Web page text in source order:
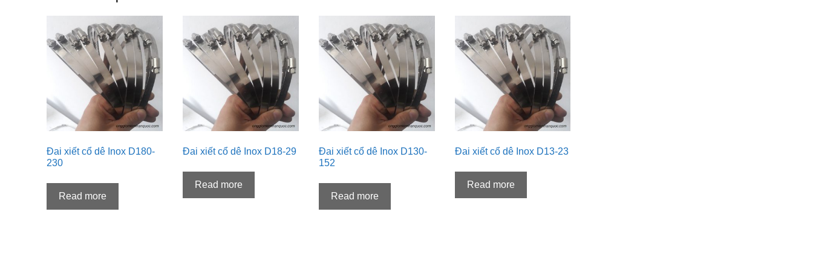
Đai xiết cổ dê Inox D180-
230
Read more
Đai xiết cổ dê Inox D18-29
Read more
Đai xiết cổ dê Inox D130-
152
Read more
Đai xiết cổ dê Inox D13-23
Read more